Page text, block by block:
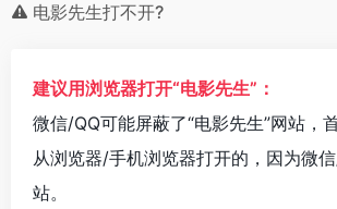
电影先生打不开?
建议用浏览器打开“电影先生”：
微信/QQ可能屏蔽了“电影先生”网站，
从浏览器/手机浏览器打开的，因为微
站。